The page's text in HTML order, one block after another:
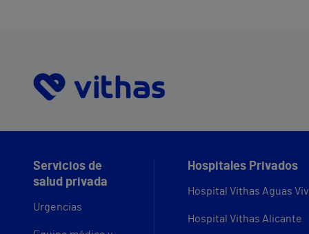
Servicios de
salud privada
Urgencias
Hospitales Privados
Hospital Vithas Aguas
Hospital Vithas Alicante